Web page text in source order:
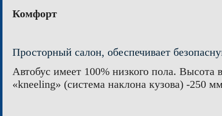
Комфорт
Просторный салон, обеспечивает
Автобус имеет 100% низкого пола. Высота
«kneeling» (система наклона кузова) -250